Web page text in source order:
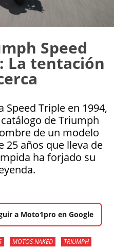
Speed
La tentación
Triple en 1994,
de Triumph
de un modelo
25 años que lleva de
ha forjado su
a Moto1pro en Google
MOTOS NAKED
TRIUMPH